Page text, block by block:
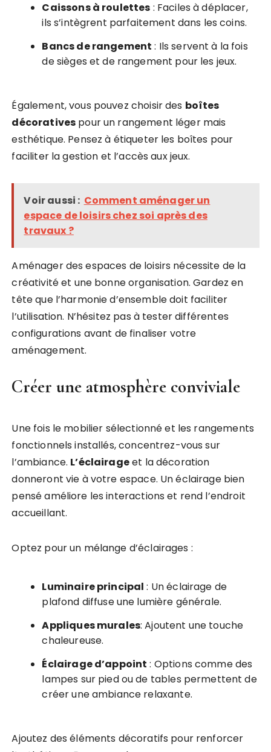
Caissons à roulettes : Faciles à déplacer,
ils s’intègrent parfaitement dans les coins.
Bancs de rangement : Ils servent à la fois
de sièges et de rangement pour les jeux.
Également, vous pouvez choisir des boîtes
décoratives pour un rangement léger mais
esthétique. Pensez à étiqueter les boîtes pour
faciliter la gestion et l’accès aux jeux.
Voir aussi : Comment aménager un
espace de loisirs chez soi après des
travaux ?
Aménager des espaces de loisirs nécessite de la
créativité et une bonne organisation. Gardez en
tête que l’harmonie d’ensemble doit faciliter
l’utilisation. N’hésitez pas à tester différentes
configurations avant de finaliser votre
aménagement.
Créer une atmosphère conviviale
Une fois le mobilier sélectionné et les rangements
fonctionnels installés, concentrez-vous sur
l’ambiance. L’éclairageet la décoration
donneront vie à votre espace. Un éclairage bien
pensé améliore les interactions et rend l’endroit
accueillant.
Optez pour un mélange d’éclairages :
Luminaire principal : Un éclairage de
plafond diffuse une lumière générale.
Appliques murales: Ajoutent une touche
chaleureuse.
Éclairage d’appoint : Options comme des
lampes sur pied ou de tables permettent de
créer une ambiance relaxante.
Ajoutez des éléments décoratifs pour renforcer